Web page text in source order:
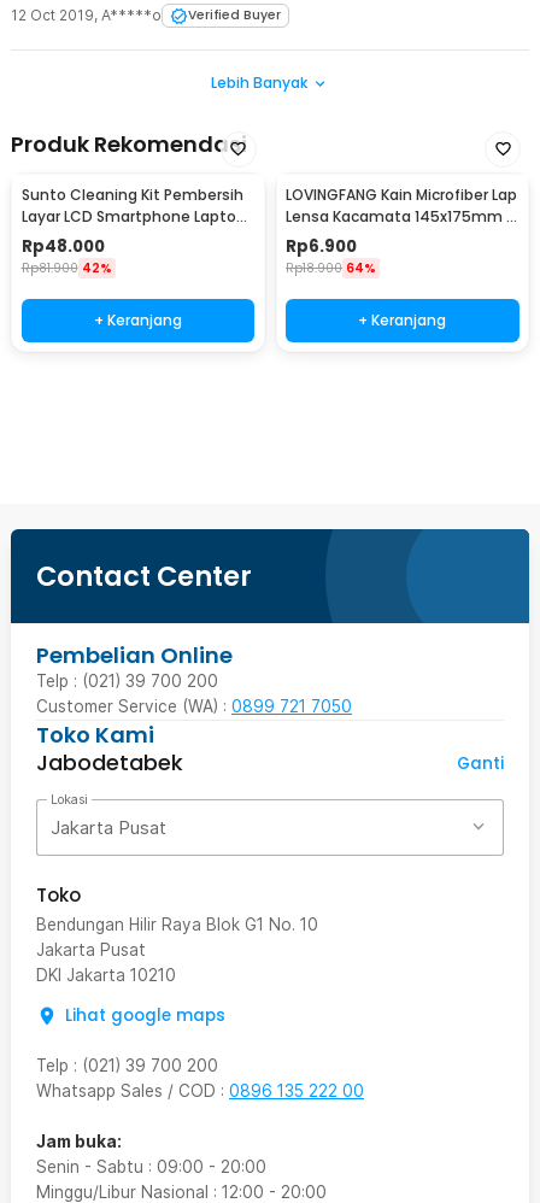
12 Oct 2019, A*****o Verified Buyer
Lebih Banyak
Produk Rekomendasi
Sunto Cleaning Kit Pembersih
Layar LCD Smartphone Laptop
Lensa Kamera
Rp48.000
Rp81.900 42%
+ Keranjang
LOVINGFANG Kain Microfiber Lap
Lensa Kacamata 145x175mm 5
PCS - K-25P
Rp6.900
Rp18.900 64%
+ Keranjang
Contact Center
Pembelian Online
Telp : (021) 39 700 200
Customer Service (WA) : 0899 721 7050
Toko Kami
Jabodetabek
Ganti
Lokasi
Jakarta Pusat
Toko
Bendungan Hilir Raya Blok G1 No. 10
Jakarta Pusat
DKI Jakarta 10210
Lihat google maps
Telp : (021) 39 700 200
Whatsapp Sales / COD : 0896 135 222 00
Jam buka:
Senin - Sabtu : 09:00 - 20:00
Minggu/Libur Nasional : 12:00 - 20:00